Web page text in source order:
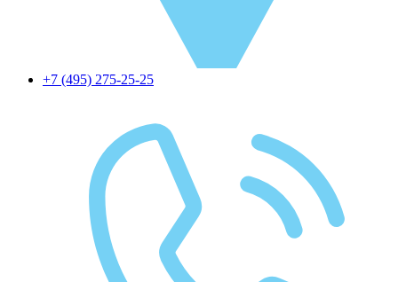
+7 (495) 275-25-25